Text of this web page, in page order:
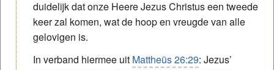
duidelijk dat onze Heere Jezus Christus een tweede
keer zal komen, wat de hoop en vreugde van alle
gelovigen is.
In verband hiermee uit Mattheüs 26:29: Jezus’